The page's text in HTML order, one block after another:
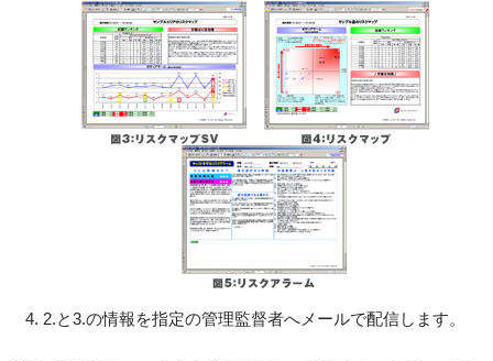
2.と3.の情報を指定の管理監督者へメールで配信します。